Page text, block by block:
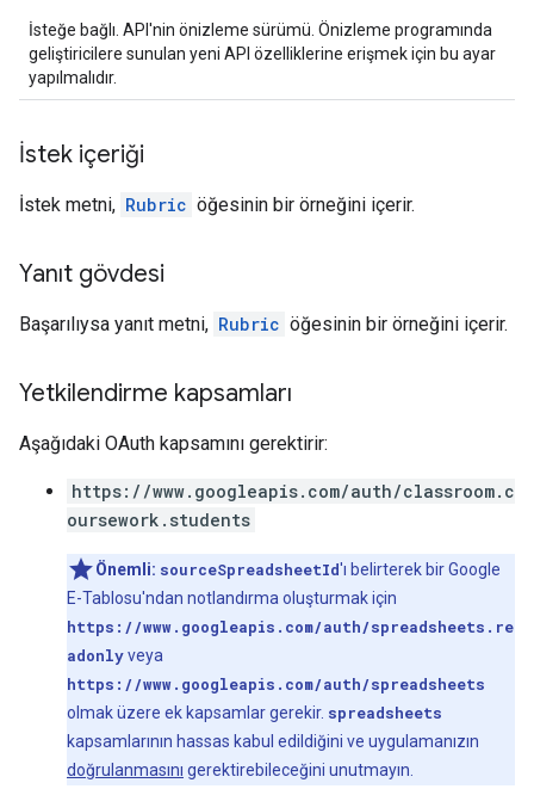
İsteğe bağlı. API'nin önizleme sürümü. Önizleme programında
geliştiricilere sunulan yeni API özelliklerine erişmek için bu ayar
yapılmalıdır.
İstek içeriği
İstek metni, Rubric öğesinin bir örneğini içerir.
Yanıt gövdesi
Başarılıysa yanıt metni, Rubric öğesinin bir örneğini içerir.
Yetkilendirme kapsamları
Aşağıdaki OAuth kapsamını gerektirir:
https://www.googleapis.com/auth/classroom.c
oursework.students
Önemli: sourceSpreadsheetId'ı belirterek bir Google
E-Tablosu'ndan notlandırma oluşturmak için
https://www.googleapis.com/auth/spreadsheets.re
adonlyveya
https://www.googleapis.com/auth/spreadsheets
olmak üzere ek kapsamlar gerekir. spreadsheets
kapsamlarının hassas kabul edildiğini ve uygulamanızın
doğrulanmasını gerektirebileceğini unutmayın.